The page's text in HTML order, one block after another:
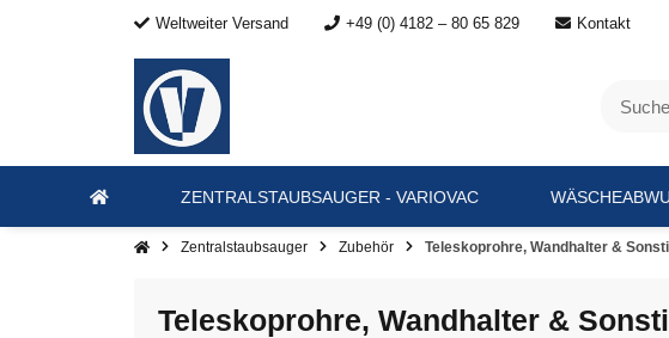
Weltweiter Versand +49 (0) 4182 – 80 65 829 Kontakt
ZENTRALSTAUBSAUGER - VARIOVAC
Zentralstaubsauger Zubehör Teleskoprohre, Wandhalter &
Teleskoprohre, Wandhalter &